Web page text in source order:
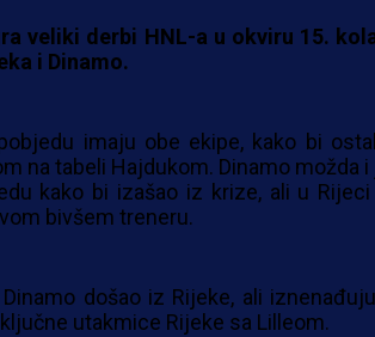
veliki derbi HNL-a u okviru 15.
i Dinamo.
imaju obe ekipe, kako bi
na tabeli Hajdukom. Dinamo možda i
kako bi izašao iz krize, ali u
bivšem treneru.
došao iz Rijeke, ali
utakmice Rijeke sa Lilleom.